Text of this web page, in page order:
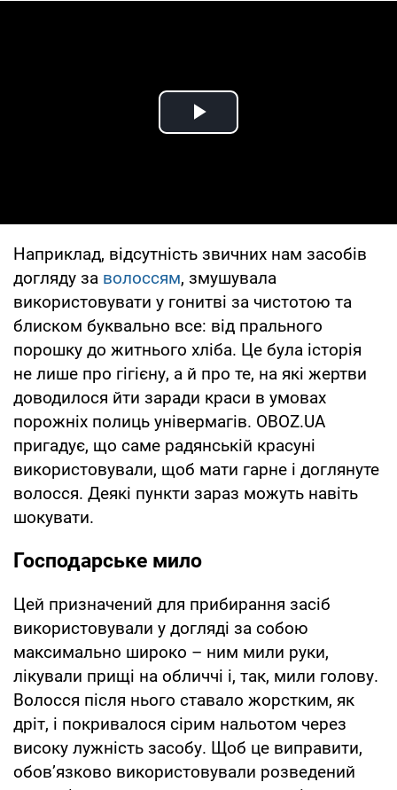
Play Video
Наприклад, відсутність звичних нам засобів
догляду за волоссям, змушувала
використовувати у гонитві за чистотою та
блиском буквально все: від прального
порошку до житнього хліба. Це була історія
не лише про гігієну, а й про те, на які жертви
доводилося йти заради краси в умовах
порожніх полиць універмагів. OBOZ.UA
пригадує, що саме радянській красуні
використовували, щоб мати гарне і доглянуте
волосся. Деякі пункти зараз можуть навіть
шокувати.
Господарське мило
Цей призначений для прибирання засіб
використовували у догляді за собою
максимально широко – ним мили руки,
лікували прищі на обличчі і, так, мили голову.
Волосся після нього ставало жорстким, як
дріт, і покривалося сірим нальотом через
високу лужність засобу. Щоб це виправити,
обов’язково використовували розведений